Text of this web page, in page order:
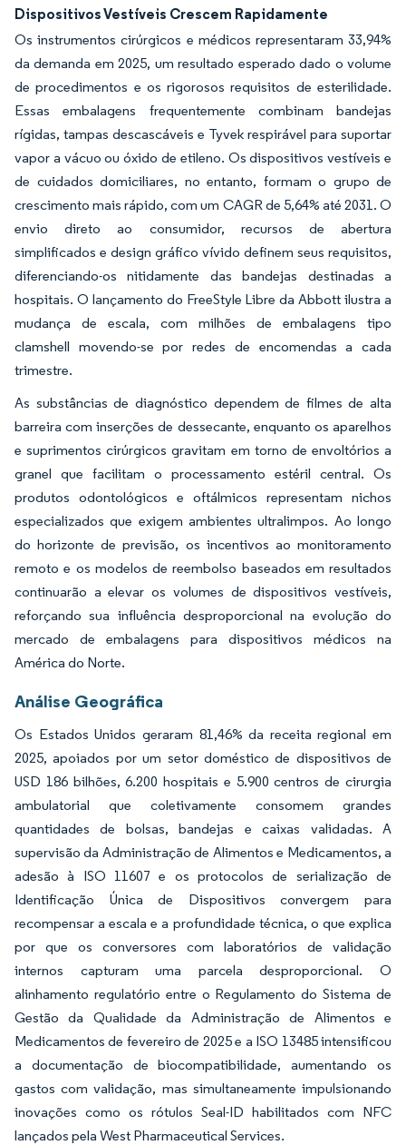
Dispositivos Vestíveis Crescem Rapidamente
Os instrumentos cirúrgicos e médicos representaram 33,94%
da demanda em 2025, um resultado esperado dado o volume
de procedimentos e os rigorosos requisitos de esterilidade.
Essas embalagens frequentemente combinam bandejas
rígidas, tampas descascáveis e Tyvek respirável para suportar
vapor a vácuo ou óxido de etileno. Os dispositivos vestíveis e
de cuidados domiciliares, no entanto, formam o grupo de
crescimento mais rápido, com um CAGR de 5,64% até 2031. O
envio direto ao consumidor, recursos de abertura
simplificados e design gráfico vívido definem seus requisitos,
diferenciando-os nitidamente das bandejas destinadas a
hospitais. O lançamento do FreeStyle Libre da Abbott ilustra a
mudança de escala, com milhões de embalagens tipo
clamshell movendo-se por redes de encomendas a cada
trimestre.
As substâncias de diagnóstico dependem de filmes de alta
barreira com inserções de dessecante, enquanto os aparelhos
e suprimentos cirúrgicos gravitam em torno de envoltórios a
granel que facilitam o processamento estéril central. Os
produtos odontológicos e oftálmicos representam nichos
especializados que exigem ambientes ultralimpos. Ao longo
do horizonte de previsão, os incentivos ao monitoramento
remoto e os modelos de reembolso baseados em resultados
continuarão a elevar os volumes de dispositivos vestíveis,
reforçando sua influência desproporcional na evolução do
mercado de embalagens para dispositivos médicos na
América do Norte.
Análise Geográfica
Os Estados Unidos geraram 81,46% da receita regional em
2025, apoiados por um setor doméstico de dispositivos de
USD 186 bilhões, 6.200 hospitais e 5.900 centros de cirurgia
ambulatorial que coletivamente consomem grandes
quantidades de bolsas, bandejas e caixas validadas. A
supervisão da Administração de Alimentos e Medicamentos, a
adesão à ISO 11607 e os protocolos de serialização de
Identificação Única de Dispositivos convergem para
recompensar a escala e a profundidade técnica, o que explica
por que os conversores com laboratórios de validação
internos capturam uma parcela desproporcional. O
alinhamento regulatório entre o Regulamento do Sistema de
Gestão da Qualidade da Administração de Alimentos e
Medicamentos de fevereiro de 2025 e a ISO 13485 intensificou
a documentação de biocompatibilidade, aumentando os
gastos com validação, mas simultaneamente impulsionando
inovações como os rótulos Seal-ID habilitados com NFC
lançados pela West Pharmaceutical Services.